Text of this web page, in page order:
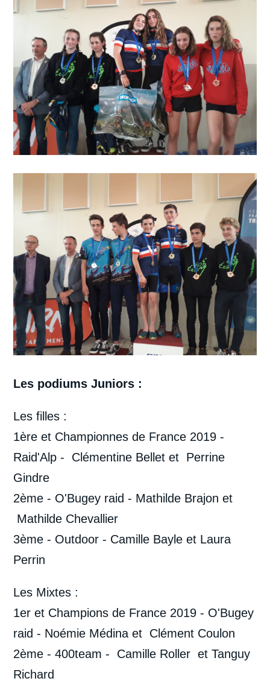
Les podiums Juniors :
Les filles :
1ère et Championnes de France 2019 -
Raid'Alp - Clémentine Bellet et Perrine
Gindre
2ème - O'Bugey raid - Mathilde Brajon et
Mathilde Chevallier
3ème - Outdoor - Camille Bayle et Laura
Perrin
Les Mixtes :
1er et Champions de France 2019 - O'Bugey
raid - Noémie Médina et Clément Coulon
2ème - 400team - Camille Roller et Tanguy
Richard